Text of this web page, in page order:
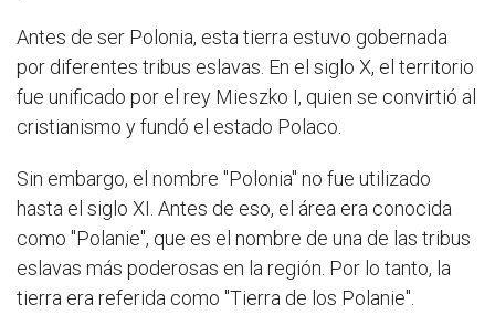
Antes de ser Polonia, esta tierra estuvo gobernada
por diferentes tribus eslavas. En el siglo X, el territorio
fue unificado por el rey Mieszko I, quien se convirtió al
cristianismo y fundó el estado Polaco.
Sin embargo, el nombre "Polonia" no fue utilizado
hasta el siglo XI. Antes de eso, el área era conocida
como "Polanie", que es el nombre de una de las tribus
eslavas más poderosas en la región. Por lo tanto, la
tierra era referida como "Tierra de los Polanie".